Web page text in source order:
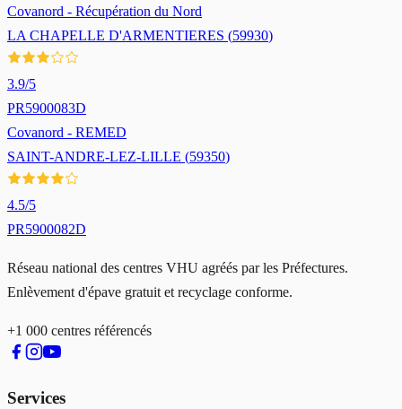
Covanord - Récupération du Nord
LA CHAPELLE D'ARMENTIERES (59930)
3.9/5
PR5900083D
Covanord - REMED
SAINT-ANDRE-LEZ-LILLE (59350)
4.5/5
PR5900082D
Réseau national des centres VHU agréés par les Préfectures.
Enlèvement d'épave gratuit et recyclage conforme.
+1 000 centres référencés
Services